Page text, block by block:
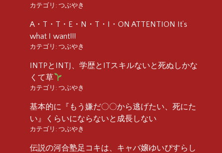
カテゴリ: つぶやき
A・T・T・E・N・T・I・ON ATTENTION It’s
what I want!!!
カテゴリ: つぶやき
INTPとINTJ、学歴とITスキルないと死ぬしかな
くて草
カテゴリ: つぶやき
基本的に『もう嫌だ〇〇から逃げたい、死にた
い』くらいにならないと成長しない
カテゴリ: つぶやき
伝説の河合塾足コキは、キャバ嬢ゆいぴすらし